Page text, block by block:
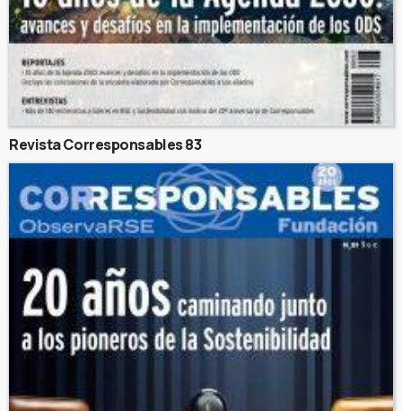
Revista Corresponsables 83